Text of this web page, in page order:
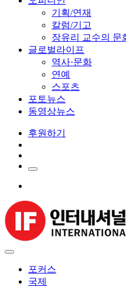
기획/연재
칼럼/기고
장유리 교수의 문
글로벌라이프
역사·문화
연예
스포츠
포토뉴스
동영상뉴스
후원하기
포커스
국제